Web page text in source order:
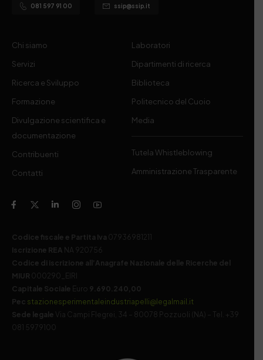
081 597 91 00 ssip@ssip.it
Chi siamo
Servizi
Ricerca e Sviluppo
Formazione
Divulgazione scientifica e
documentazione
Contribuenti
Contatti
Laboratori
Dipartimenti di ricerca
Biblioteca
Politecnico del Cuoio
Media
Tutela Whistleblowing
Amministrazione Trasparente
Codice fiscale e Partita Iva 07936981211
Iscrizione REA NA 920756
Codice di iscrizione all’Anagrafe Nazionale delle Ricerche del
MIUR 000290_EIRI
Capitale Sociale Euro 9.690.240,00
Pec stazionesperimentaleindustriapelli@legalmail.it
Sede legale
Via Campi Flegrei, 34 – 80078 Pozzuoli (NA) – Tel. +39
081 5979100